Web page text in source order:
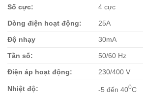
Số cực: 4 cực
Dòng điện hoạt động: 25A
Độ nhạy 30mA
Tần số: 50/60 Hz
Điện áp hoạt động: 230/400 V
Nhiệt độ: -5 đến 400C